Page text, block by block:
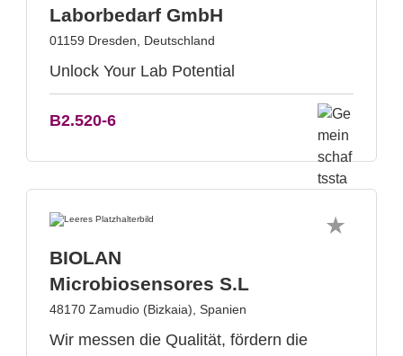
Laborbedarf GmbH
01159 Dresden, Deutschland
Unlock Your Lab Potential
B2.520-6
BIOLAN
Microbiosensores S.L
48170 Zamudio (Bizkaia), Spanien
Wir messen die Qualität, fördern die